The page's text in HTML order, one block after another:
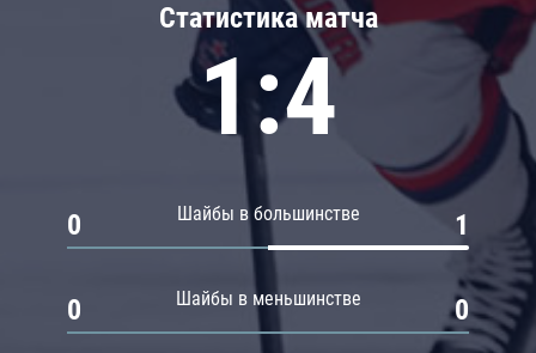
Статистика матча
1:4
Шайбы в большинстве
0 1
Шайбы в меньшинстве
0 0